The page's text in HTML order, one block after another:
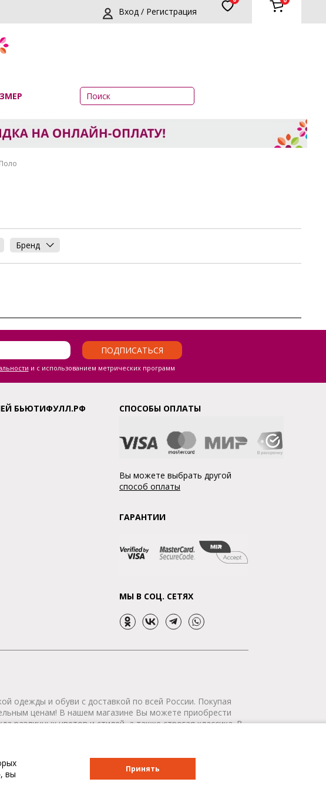
Вход / Регистрация
Поло
Бренд
ПОДПИСАТЬСЯ
и с использованием метрических программ
БЬЮТИФУЛЛ.РФ СПОСОБЫ ОПЛАТЫ
Вы можете выбрать другой
способ оплаты
ГАРАНТИИ
МЫ В СОЦ. СЕТЯХ
одежды и обуви с доставкой по всей России. Покупая
ценам! В нашем магазине Вы можете приобрести
различных цветов и стилей, а также строгая классика. В
Доставка по всей России - бесплатно!
вы
Принять